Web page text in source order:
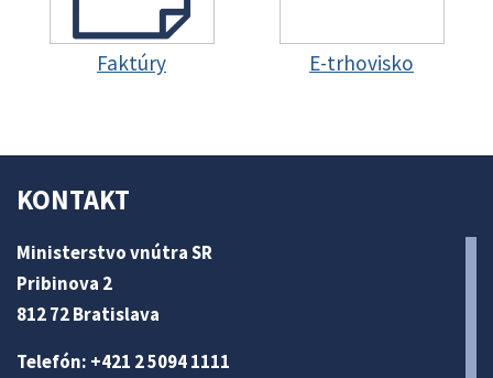
Faktúry E-trhovisko
KONTAKT
Ministerstvo vnútra SR
Pribinova 2
812 72 Bratislava
Telefón: +421 2 5094 1111